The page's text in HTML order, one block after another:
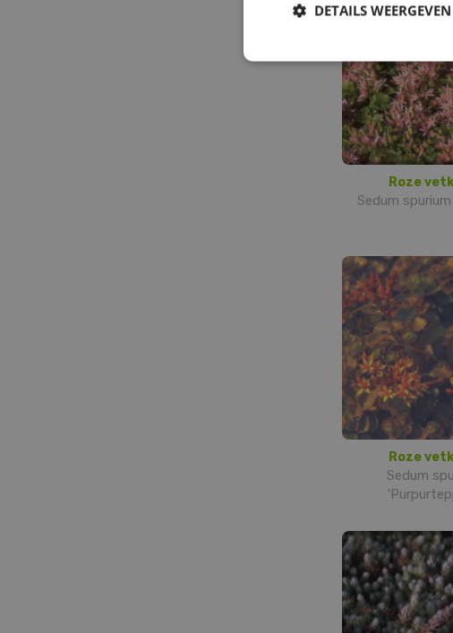
Roze
Sedum
Roze
Sedum
DETAILS WEERGEVEN